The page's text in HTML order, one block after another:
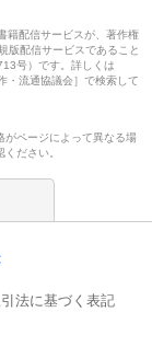
籍配信サービスが、著作権
版配信サービスであること
号）です。詳しくは
・流通協議会］で検索して
がページによって異なる場
ださい。
法に基づく表記